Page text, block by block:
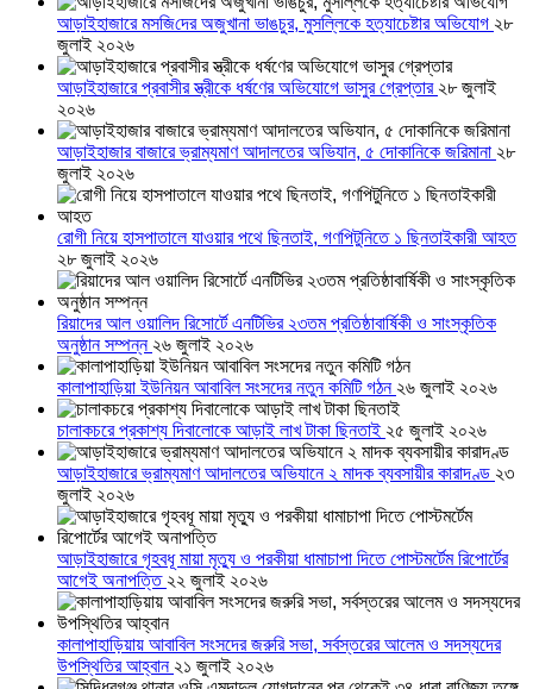
আড়াইহাজারে মস‌জি‌দের অজুখানা ভাঙচুর, মুসল্লিকে হত্যাচেষ্টার অভিযোগ ২৮
জুলাই ২০২৬
আড়াইহাজারে প্রবাসীর স্ত্রীকে ধর্ষণের অভিযোগে ভাসুর গ্রেপ্তার ২৮ জুলাই
২০২৬
আড়াইহাজার বাজারে ভ্রাম্যমাণ আদালতের অভিযান, ৫ দোকানিকে জরিমানা ২৮
জুলাই ২০২৬
রোগী নিয়ে হাসপাতালে যাওয়ার পথে ছিনতাই, গণপিটুনিতে ১ ছিনতাইকারী আহত
২৮ জুলাই ২০২৬
রিয়াদের আল ওয়ালিদ রিসোর্টে এনটিভির ২৩তম প্রতিষ্ঠাবার্ষিকী ও সাংস্কৃতিক
অনুষ্ঠান সম্পন্ন ২৬ জুলাই ২০২৬
কালাপাহাড়িয়া ইউনিয়ন আবাবিল সংসদের নতুন কমিটি গঠন ২৬ জুলাই ২০২৬
চালাকচরে প্রকাশ্য দিবালোকে আড়াই লাখ টাকা ছিনতাই ২৫ জুলাই ২০২৬
আড়াইহাজারে ভ্রাম্যমাণ আদালতের অভিযানে ২ মাদক ব্যবসায়ীর কারাদণ্ড ২৩
জুলাই ২০২৬
আড়াইহাজারে গৃহবধূ মায়া মৃত্যু ও পরকীয়া ধামাচাপা দিতে পোস্টমর্টেম রিপোর্টের
আগেই অনাপত্তি ২২ জুলাই ২০২৬
কালাপাহাড়িয়ায় আবাবিল সংসদের জরুরি সভা, সর্বস্তরের আলেম ও সদস্যদের
উপস্থিতির আহ্বান ২১ জুলাই ২০২৬